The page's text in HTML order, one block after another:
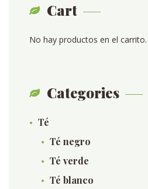
Cart
No hay productos en el carrito.
Categories
Té
Té negro
Té verde
Té blanco